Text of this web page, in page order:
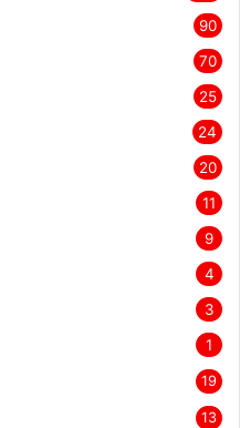
90
70
25
24
20
11
9
4
3
1
19
13